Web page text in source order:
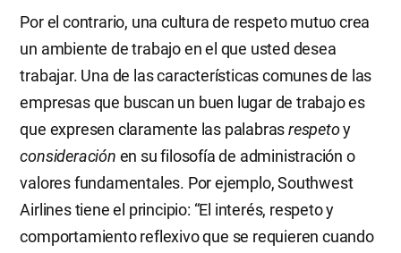
Por el contrario, una cultura de respeto mutuo crea
un ambiente de trabajo en el que usted desea
trabajar. Una de las características comunes de las
empresas que buscan un buen lugar de trabajo es
que expresen claramente las palabrasrespetoy
consideración en su filosofía de administración o
valores fundamentales. Por ejemplo, Southwest
Airlines tiene el principio: “El interés, respeto y
comportamiento reflexivo que se requieren cuando